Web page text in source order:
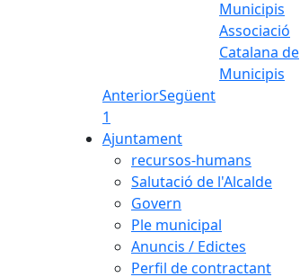
Associació
Catalana de
Municipis
AnteriorSegüent
1
Ajuntament
recursos-humans
Salutació de l'Alcalde
Govern
Ple municipal
Anuncis / Edictes
Perfil de contractant